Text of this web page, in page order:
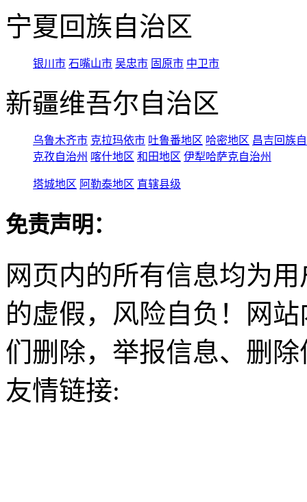
宁夏回族自治区
银川市 石嘴山市 吴忠市 固原市 中卫市
新疆维吾尔自治区
乌鲁木齐市 克拉玛依市 吐鲁番地区 哈密地区 昌吉回族
克孜自治州 喀什地区 和田地区 伊犁哈萨克自治州
塔城地区 阿勒泰地区 直辖县级
免责声明：
网页内的所有信息均为
的虚假，风险自负！网
们删除，举报信息、删
友情链接: